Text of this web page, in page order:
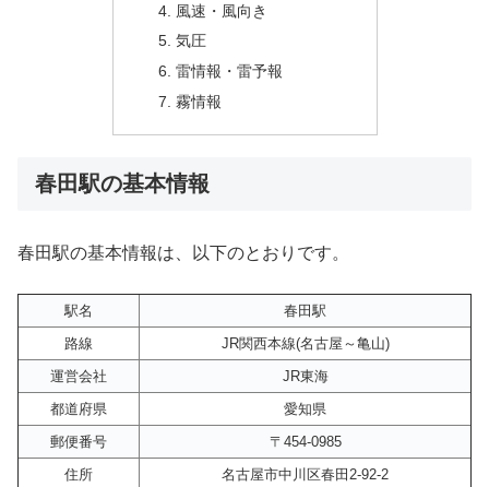
風速・風向き
気圧
雷情報・雷予報
霧情報
春田駅の基本情報
春田駅の基本情報は、以下のとおりです。
駅名
春田駅
路線
JR関西本線(名古屋～亀山)
運営会社
JR東海
都道府県
愛知県
郵便番号
〒454-0985
住所
名古屋市中川区春田2-92-2